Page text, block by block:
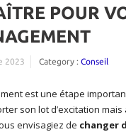
POUR
2023 Category : Conseil
est une étape
son lot d’excitation mais
envisagiez de changer